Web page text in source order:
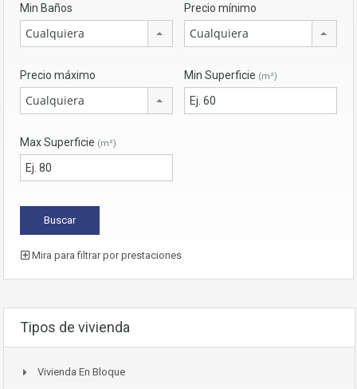
Min Baños
Cualquiera
Precio mínimo
Cualquiera
Precio máximo
Cualquiera
Min Superficie (m²)
Max Superficie (m²)
Mira para filtrar por prestaciones
Tipos de vivienda
Vivienda En Bloque
funcione lo
mejor posible
durante tu
estas cookies,
algunas
funcionalidades
desaparecerán